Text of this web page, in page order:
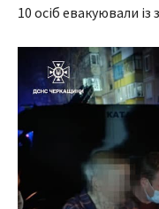
10 осіб евакуювали